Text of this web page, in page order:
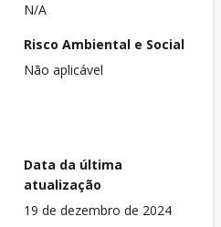
N/A
Risco Ambiental e Social
Não aplicável
Data da última
atualização
19 de dezembro de 2024